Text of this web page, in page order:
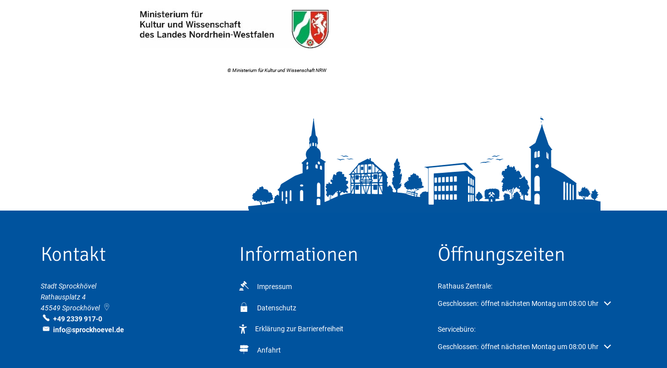
© Ministerium für Kultur und Wissenschaft NRW
Kontakt
Stadt Sprockhövel
Rathausplatz 4
45549 Sprockhövel
+49 2339 917-0
info@sprockhoevel.de
Informationen
Impressum
Datenschutz
Erklärung zur Barrierefreiheit
Anfahrt
Öffnungszeiten
Rathaus Zentrale:
Klicken, um weitere Öffnungs- oder Schließzeiten auszublenden
Geschlossen: öffnet nächsten Montag um 08:00 Uhr
Servicebüro:
Klicken, um weitere Öffnungs- oder Schließzeiten auszublenden
Geschlossen: öffnet nächsten Montag um 08:00 Uhr